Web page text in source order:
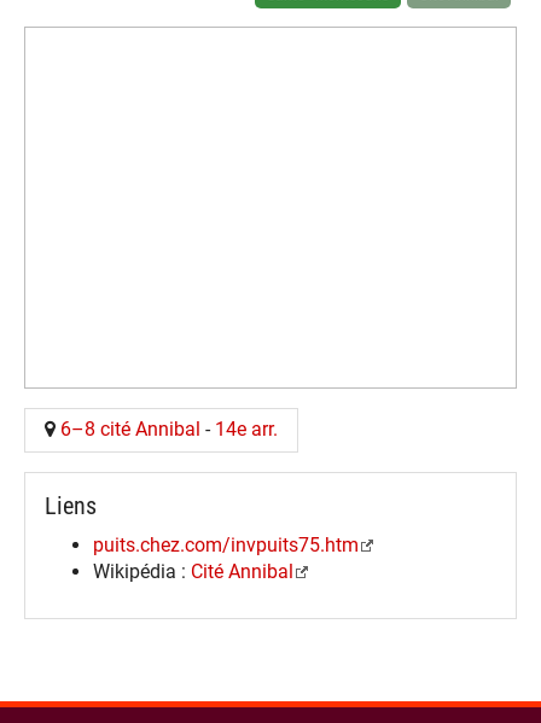
6–8 cité Annibal - 14e arr.
Liens
puits.chez.com/invpuits75.htm
Wikipédia : Cité Annibal